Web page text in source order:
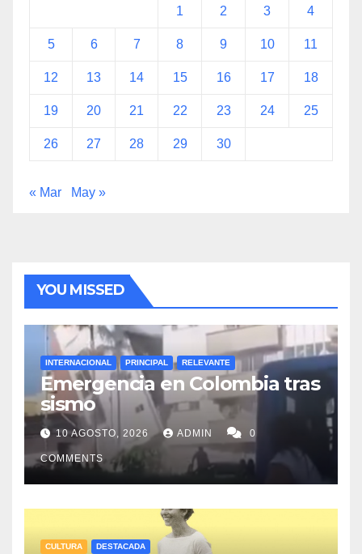
1 2 3 4
5 6 7 8 9 10 11
12 13 14 15 16 17 18
19 20 21 22 23 24 25
26 27 28 29 30
« Mar May »
YOU MISSED
INTERNACIONAL PRINCIPAL RELEVANTE
Emergencia en Colombia tras
sismo
10 AGOSTO, 2026 ADMIN 0
COMMENTS
CULTURA DESTACADA